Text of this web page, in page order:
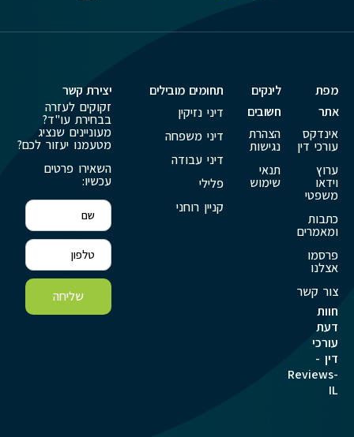
מפת
אתר
אינדקס
עורכי דין
ערוץ
וידאו
משפטי
כתבות
ומאמרים
פרסמו
אצלנו
צור קשר
חוות
דעת
עורכי
דין -
Reviews-
IL
לינקים
חשובים
הצהרת
נגישות
תנאי
שימוש
תחומים מובילים
דיני נזיקין
דיני משפחה
דיני עבודה
פלילי
קניין רוחני
יצירת קשר
זקוקים לעזרה
בבחירת עו"ד?
מעוניינים שנציג
מטעמנו יעזור לכם?
השאירו פרטים
עכשיו:
שליחה